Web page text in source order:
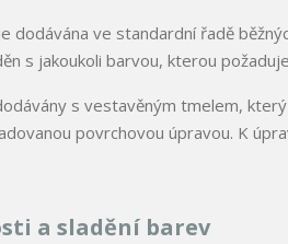
dodávána ve standardní řadě
s jakoukoli barvou, kterou
s vestavěným tmelem,
povrchovou úpravou. K
a sladění barev